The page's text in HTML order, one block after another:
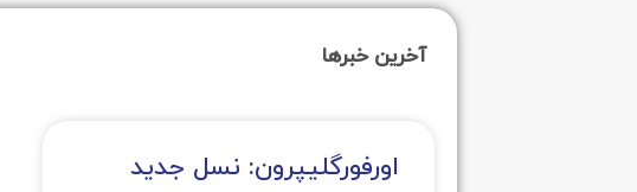
آخرین خبرها
اورفورگلیپرون: نسل جدید